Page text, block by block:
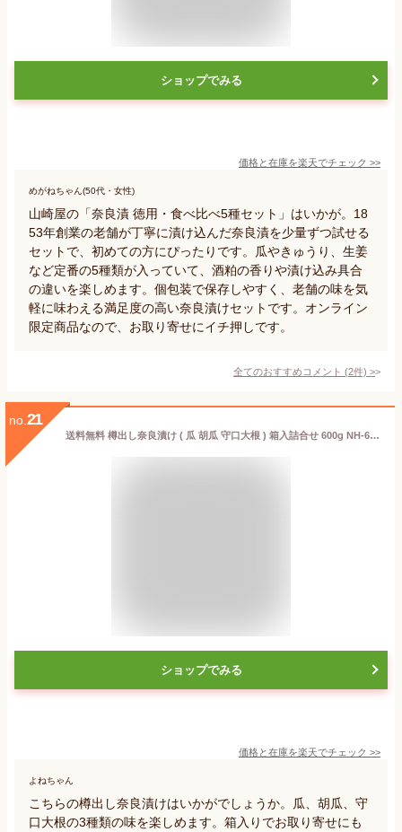
ショップでみる
価格と在庫を楽天でチェック >>
めがねちゃん(50代・女性)
山崎屋の「奈良漬 徳用・食べ比べ5種セット」はいかが。18
53年創業の老舗が丁寧に漬け込んだ奈良漬を少量ずつ試せる
セットで、初めての方にぴったりです。瓜やきゅうり、生姜
など定番の5種類が入っていて、酒粕の香りや漬け込み具合
の違いを楽しめます。個包装で保存しやすく、老舗の味を気
軽に味わえる満足度の高い奈良漬けセットです。オンライン
限定商品なので、お取り寄せにイチ押しです。
全てのおすすめコメント (2件) >
no. 21
送料無料 樽出し奈良漬け ( 瓜 胡瓜 守口大根 ) 箱入詰合せ 600g NH-6 ( 大森屋 漬物 )奈良漬 白瓜 きゅうり 守口漬 進物 贈答 帰省土産 母の日 父の日 お中元 夏ギフト お歳暮 御年賀 冬ギフト ギフト プレゼント 土産
ショップでみる
価格と在庫を楽天でチェック >>
よねちゃん
こちらの樽出し奈良漬けはいかがでしょうか。瓜、胡瓜、守
口大根の3種類の味を楽しめます。箱入りでお取り寄せにも